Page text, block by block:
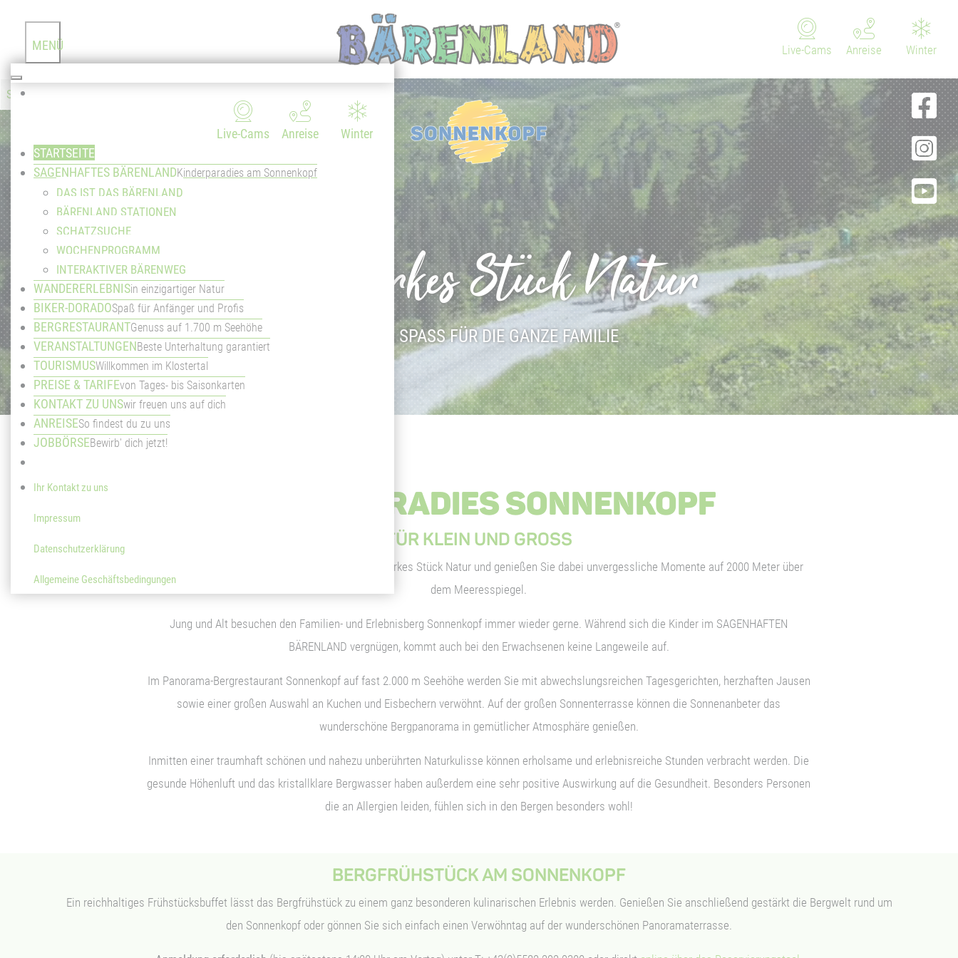
MENÜ
Winter
Anreise
Live-Cams
STARTSEITE
SAGENHAFTES BÄRENLANDKinderparadies am Sonnenkopf
DAS IST DAS BÄRENLAND
BÄRENLAND STATIONEN
SCHATZSUCHE
WOCHENPROGRAMM
INTERAKTIVER BÄRENWEG
WANDERERLEBNISin einzigartiger Natur
BIKER-DORADOSpaß für Anfänger und Profis
BERGRESTAURANTGenuss auf 1.700 m Seehöhe
VERANSTALTUNGENBeste Unterhaltung garantiert
TOURISMUSWillkommen im Klostertal
PREISE & TARIFEvon Tages- bis Saisonkarten
KONTAKT ZU UNSwir freuen uns auf dich
ANREISESo findest du zu uns
JOBBÖRSEBewirb' dich jetzt!
Ihr Kontakt zu uns
Impressum
Datenschutzerklärung
Allgemeine Geschäftsbedingungen
Winter
Anreise
Live-Cams
Sommersaison vom 27. Juni bis 04. Oktober 2026
Ein starkes Stück Natur
SPIEL & SPASS FÜR DIE GANZE FAMILIE
NATURPARADIES SONNENKOPF
FÜR KLEIN UND GROSS
Schweben Sie mit einer 8er-Kabinenbahn in ein starkes Stück Natur und genießen Sie dabei unvergessliche Momente auf 2000 Meter über
dem Meeresspiegel.
Jung und Alt besuchen den Familien- und Erlebnisberg Sonnenkopf immer wieder gerne. Während sich die Kinder im SAGENHAFTEN
BÄRENLAND vergnügen, kommt auch bei den Erwachsenen keine Langeweile auf.
Im Panorama-Bergrestaurant Sonnenkopf auf fast 2.000 m Seehöhe werden Sie mit abwechslungsreichen Tagesgerichten, herzhaften Jausen
sowie einer großen Auswahl an Kuchen und Eisbechern verwöhnt. Auf der großen Sonnenterrasse können die Sonnenanbeter das
wunderschöne Bergpanorama in gemütlicher Atmosphäre genießen.
Inmitten einer traumhaft schönen und nahezu unberührten Naturkulisse können erholsame und erlebnisreiche Stunden verbracht werden. Die
gesunde Höhenluft und das kristallklare Bergwasser haben außerdem eine sehr positive Auswirkung auf die Gesundheit. Besonders Personen
die an Allergien leiden, fühlen sich in den Bergen besonders wohl!
BERGFRÜHSTÜCK AM SONNENKOPF
Ein reichhaltiges Frühstücksbuffet lässt das Bergfrühstück zu einem ganz besonderen kulinarischen Erlebnis werden. Genießen Sie anschließend gestärkt die Bergwelt rund um
den Sonnenkopf oder gönnen Sie sich einfach einen Verwöhntag auf der wunderschönen Panoramaterrasse.